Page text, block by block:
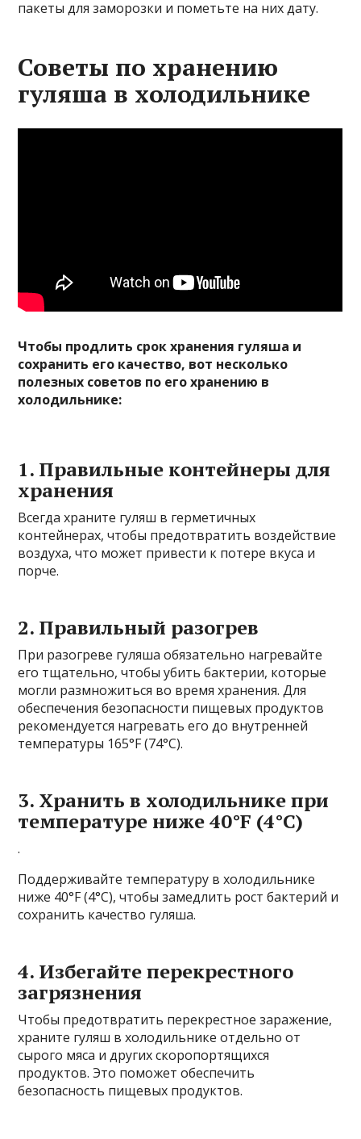
пакеты для заморозки и пометьте на них дату.
Советы по хранению
гуляша в холодильнике
Чтобы продлить срок хранения гуляша и
сохранить его качество, вот несколько
полезных советов по его хранению в
холодильнике:
1. Правильные контейнеры для
хранения
Всегда храните гуляш в герметичных
контейнерах, чтобы предотвратить воздействие
воздуха, что может привести к потере вкуса и
порче.
2. Правильный разогрев
При разогреве гуляша обязательно нагревайте
его тщательно, чтобы убить бактерии, которые
могли размножиться во время хранения. Для
обеспечения безопасности пищевых продуктов
рекомендуется нагревать его до внутренней
температуры 165°F (74°C).
3. Хранить в холодильнике при
температуре ниже 40°F (4°C)
.
Поддерживайте температуру в холодильнике
ниже 40°F (4°C), чтобы замедлить рост бактерий и
сохранить качество гуляша.
4. Избегайте перекрестного
загрязнения
Чтобы предотвратить перекрестное заражение,
храните гуляш в холодильнике отдельно от
сырого мяса и других скоропортящихся
продуктов. Это поможет обеспечить
безопасность пищевых продуктов.